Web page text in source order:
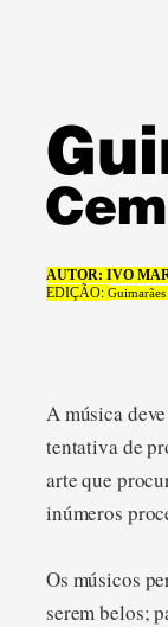
AUTOR: IVO
EDIÇÃO:
A música
tentativa de
arte que
inúmeros
Os músicos
serem belos;